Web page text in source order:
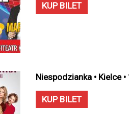
KUP BILET
Niespodzianka • Kielce
KUP BILET